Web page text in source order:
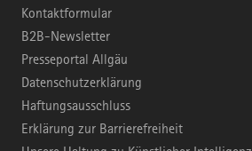
Kontaktformular
B2B-Newsletter
Presseportal Allgäu
Datenschutzerklärung
Haftungsausschluss
Erklärung zur Barrierefreiheit